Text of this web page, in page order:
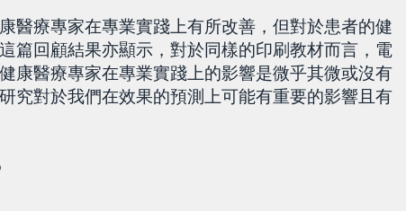
醫療專家在專業實踐上有所改善，但對於患者的健
篇回顧結果亦顯示，對於同樣的印刷教材而言，電
康醫療專家在專業實踐上的影響是微乎其微或沒有
究對於我們在效果的預測上可能有重要的影響且有